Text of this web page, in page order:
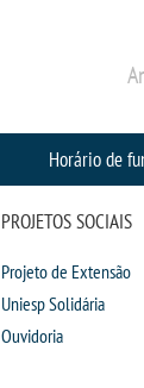
Horário de
PROJETOS SOCIAIS
Projeto de Extensão
Uniesp Solidária
Ouvidoria